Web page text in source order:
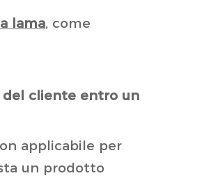
lama, come
del cliente entro un
applicabile per
un prodotto